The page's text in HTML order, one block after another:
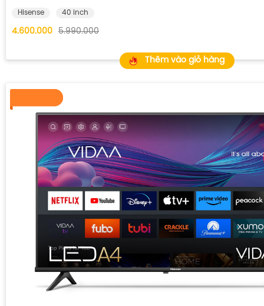
Hisense 40 inch
4.600.000 5.990.000
Thêm vào giỏ hàng